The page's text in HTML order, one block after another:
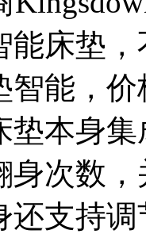
能床垫
智能，
垫本身
身次数
还支持